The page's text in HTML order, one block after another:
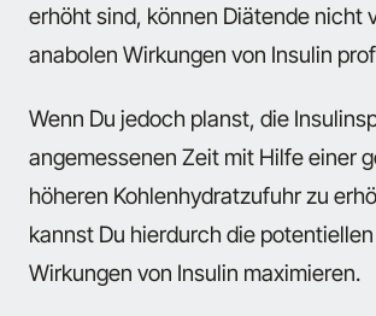
erhöht sind, können Diätende nicht
anabolen Wirkungen von Insulin
Wenn Du jedoch planst, die
angemessenen Zeit mit Hilfe einer
höheren Kohlenhydratzufuhr zu
kannst Du hierdurch die
Wirkungen von Insulin maximieren.